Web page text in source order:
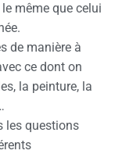
même que celui
de manière à
ce dont on
la peinture, la
les questions